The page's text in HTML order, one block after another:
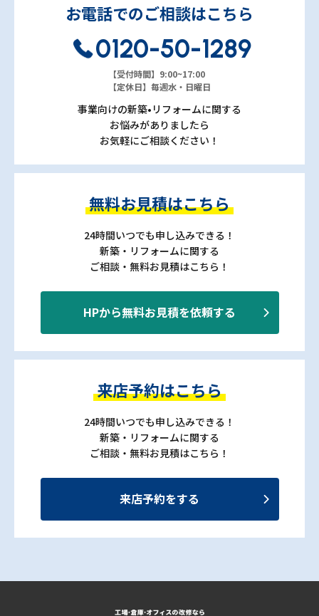
お電話でのご相談はこちら
0120-50-1289
【受付時間】9:00~17:00
【定休日】毎週水・日曜日
事業向けの新築•リフォームに関する
お悩みがありましたら
お気軽にご相談ください！
無料お見積はこちら
24時間いつでも申し込みできる！
新築・リフォームに関する
ご相談・無料お見積はこちら！
HPから無料お見積を依頼する
来店予約はこちら
24時間いつでも申し込みできる！
新築・リフォームに関する
ご相談・無料お見積はこちら！
来店予約をする